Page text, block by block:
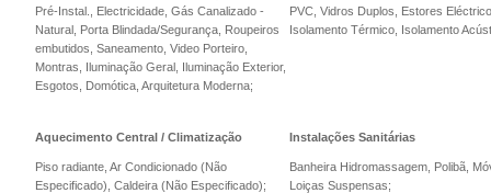
Pré-Instal., Electricidade, Gás Canalizado -
Natural, Porta Blindada/Segurança, Roupeiros
embutidos, Saneamento, Video Porteiro,
Montras, Iluminação Geral, Iluminação Exterior,
Esgotos, Domótica, Arquitetura Moderna;
PVC, Vidros Duplos, Estores
Isolamento Térmico, Isolamento
Aquecimento Central / Climatização
Piso radiante, Ar Condicionado (Não
Especificado), Caldeira (Não Especificado);
Instalações Sanitárias
Banheira Hidromassagem, Polibã,
Loiças Suspensas;